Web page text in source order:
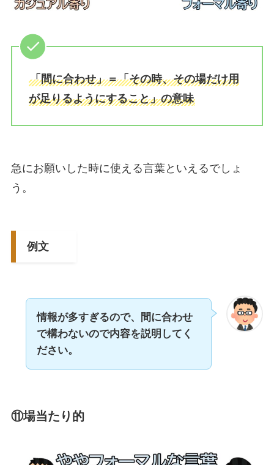
「間に合わせ」＝「その時、その場だけ用
が足りるようにすること」の意味
急にお願いした時に使える言葉といえるでしょ
う。
例文
情報が多すぎるので、間に合わせ
で構わないので内容を説明してく
ださい。
⑪場当たり的